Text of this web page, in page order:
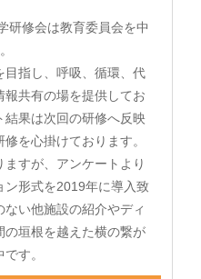
研修会は教育委員会を中
目指し、呼吸、循環、代
共有の場を提供してお
結果は次回の研修へ反映
を心掛けております。
すが、アンケートより
ン形式を2019年に導入致
い他施設の紹介やディ
の垣根を越えた横の繋が
す。